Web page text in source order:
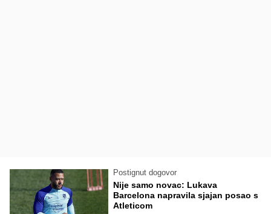
Postignut dogovor
Nije samo novac: Lukava
Barcelona napravila sjajan posao s
Atleticom